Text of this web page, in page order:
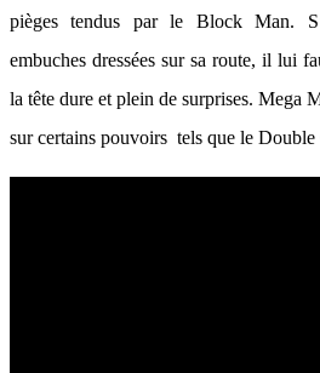
pièges tendus par le Block Man.
embuches dressées sur sa route, il lui
la tête dure et plein de surprises. Mega
sur certains pouvoirs tels que le Double